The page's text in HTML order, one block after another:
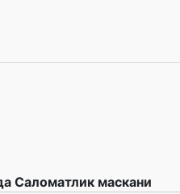
Саломатлик маскани